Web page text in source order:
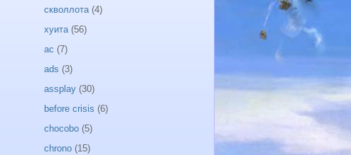
скволлота (4)
хуита (56)
ac (7)
ads (3)
assplay (30)
before crisis (6)
chocobo (5)
chrono (15)